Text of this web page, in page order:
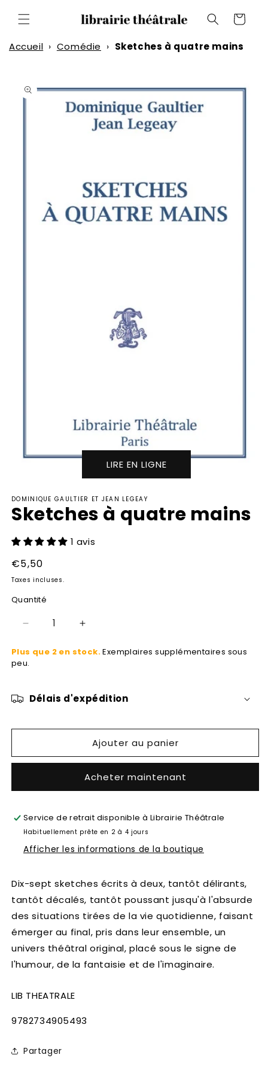
passer
au
Panier
Accueil › Comédie › Sketches à quatre mains
informations
produits
média
1
dans
fenêtre
modale
LIRE EN LIGNE
DOMINIQUE GAULTIER ET JEAN LEGEAY
Sketches à quatre mains
1 avis
Prix
habituel
€5,50
Taxes incluses.
Quantité
Réduire
quantité
de
quatre
Augmenter
quantité
quatre
Plus que 2 en stock.Exemplaires supplémentaires sous
peu.
Délais d'expédition
Ajouter au panier
Acheter maintenant
Service de retrait disponible à Librairie Théâtrale
Habituellement prête en 2 à 4 jours
Afficher les informations de la boutique
Dix-sept sketches écrits à deux, tantôt délirants,
tantôt décalés, tantôt poussant jusqu'à l'absurde
des situations tirées de la vie quotidienne, faisant
émerger au final, pris dans leur ensemble, un
univers théâtral original, placé sous le signe de
l'humour, de la fantaisie et de l'imaginaire.
LIB THEATRALE
SKU:
9782734905493
Partager